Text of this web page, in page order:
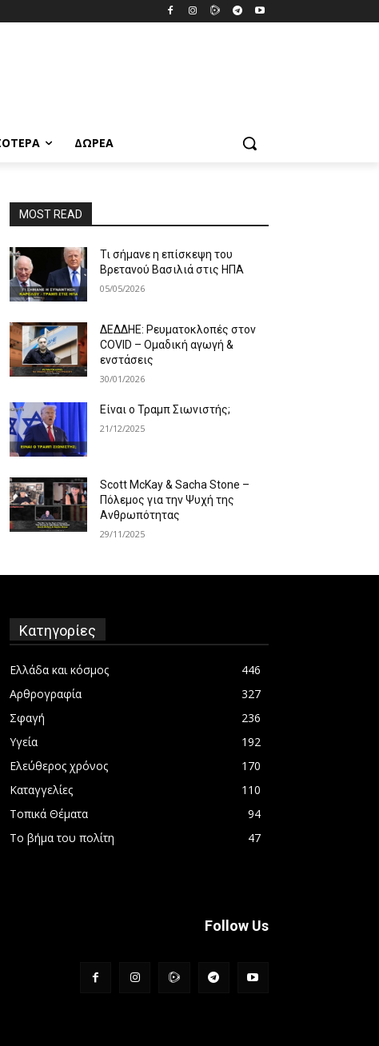
ΔΩΡΕΆ
MOST READ
Τι σήμανε η επίσκεψη του
Βρετανού Βασιλιά στις ΗΠΑ
05/05/2026
ΔΕΔΔΗΕ: Ρευματοκλοπές στον
COVID – Ομαδική αγωγή &
ενστάσεις
30/01/2026
Είναι ο Τραμπ Σιωνιστής;
21/12/2025
Scott McKay & Sacha Stone –
Πόλεμος για την Ψυχή της
Ανθρωπότητας
29/11/2025
Κατηγορίες
Ελλάδα και κόσμος
446
Αρθρογραφία
327
Σφαγή
236
Υγεία
192
Ελεύθερος χρόνος
170
Καταγγελίες
110
Τοπικά Θέματα
94
Το βήμα του πολίτη
47
Follow Us